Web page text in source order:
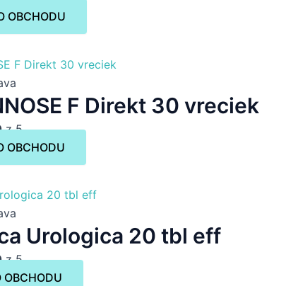
OBCHODU
F Direkt 30 vreciek
z 5
OBCHODU
Urologica 20 tbl eff
z 5
OBCHODU